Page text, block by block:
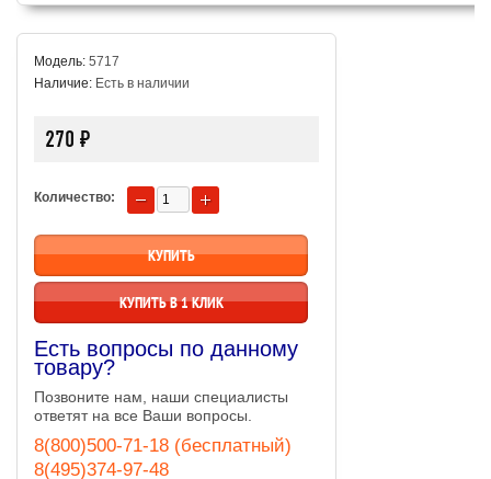
Модель: 5717
Наличие: Есть в наличии
270 ₽
Количество:
КУПИТЬ В 1 КЛИК
Есть вопросы по данному
товару?
Позвоните нам, наши специалисты
ответят на все Ваши вопросы.
8(800)500-71-18 (бесплатный)
8(495)374-97-48